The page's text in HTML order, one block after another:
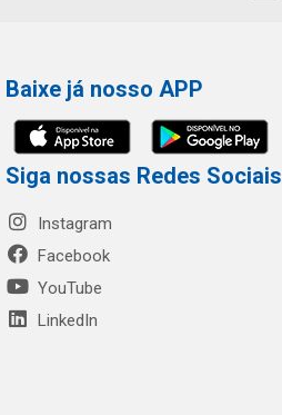
Baixe já nosso APP
Siga nossas Redes Sociais
Instagram
Facebook
YouTube
LinkedIn